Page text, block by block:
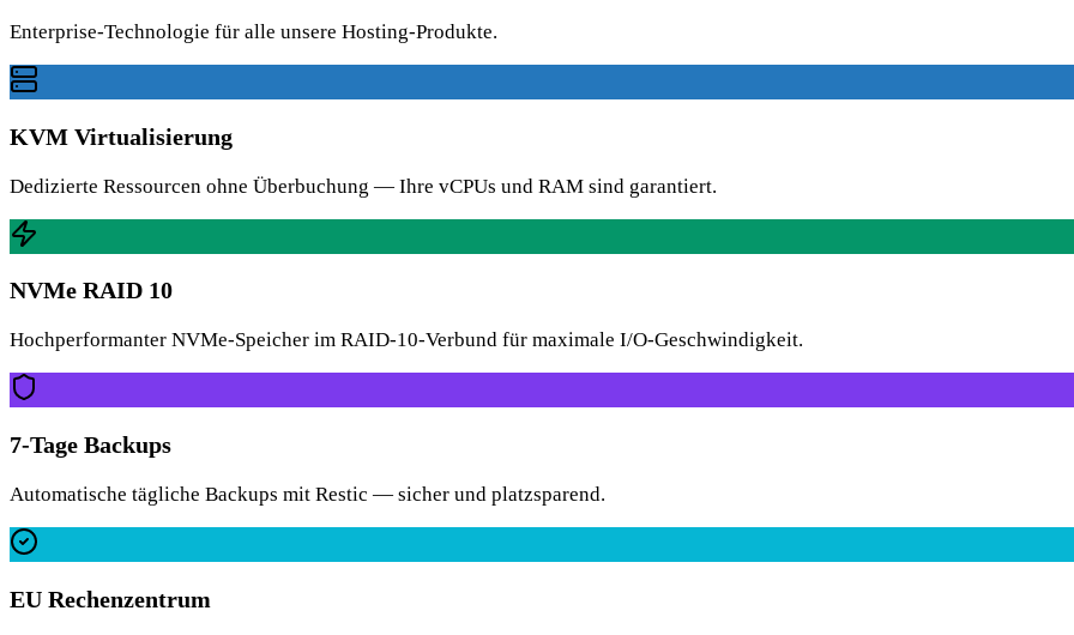
Enterprise-Technologie für alle unsere Hosting-Produkte.
KVM Virtualisierung
Dedizierte Ressourcen ohne Überbuchung — Ihre vCPUs und RAM sind garantiert.
NVMe RAID 10
Hochperformanter NVMe-Speicher im RAID-10-Verbund für maximale I/O-Geschwindigkeit.
7-Tage Backups
Automatische tägliche Backups mit Restic — sicher und platzsparend.
EU Rechenzentrum